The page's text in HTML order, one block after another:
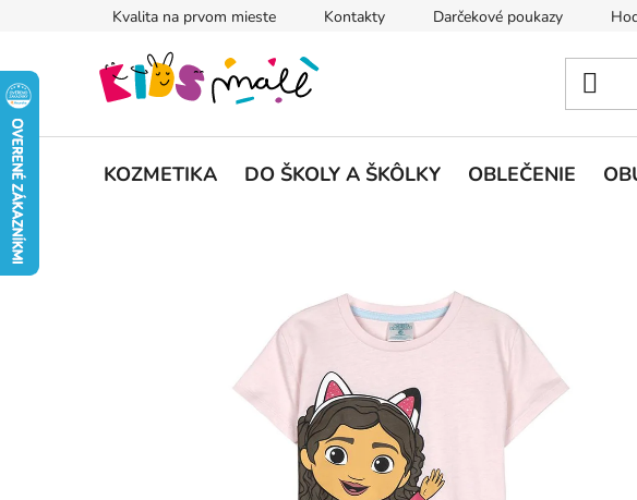
Kvalita na prvom mieste Kontakty Darčekové poukazy
KOZMETIKA DO ŠKOLY A ŠKÔLKY OBLEČENIE